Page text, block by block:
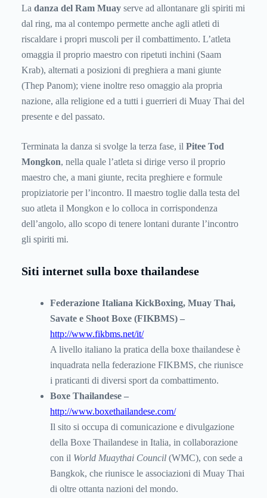
La danza del Ram Muay serve ad allontanare gli spiriti mi
dal ring, ma al contempo permette anche agli atleti di
riscaldare i propri muscoli per il combattimento. L’atleta
omaggia il proprio maestro con ripetuti inchini (Saam
Krab), alternati a posizioni di preghiera a mani giunte
(Thep Panom); viene inoltre reso omaggio ala propria
nazione, alla religione ed a tutti i guerrieri di Muay Thai del
presente e del passato.
Terminata la danza si svolge la terza fase, il Pitee Tod
Mongkon, nella quale l’atleta si dirige verso il proprio
maestro che, a mani giunte, recita preghiere e formule
propiziatorie per l’incontro. Il maestro toglie dalla testa del
suo atleta il Mongkon e lo colloca in corrispondenza
dell’angolo, allo scopo di tenere lontani durante l’incontro
gli spiriti mi.
Siti internet sulla boxe thailandese
Federazione Italiana KickBoxing, Muay Thai,
Savate e Shoot Boxe (FIKBMS) –
http://www.fikbms.net/it/
A livello italiano la pratica della boxe thailandese è
inquadrata nella federazione FIKBMS, che riunisce
i praticanti di diversi sport da combattimento.
Boxe Thailandese –
http://www.boxethailandese.com/
Il sito si occupa di comunicazione e divulgazione
della Boxe Thailandese in Italia, in collaborazione
con il World Muaythai Council (WMC), con sede a
Bangkok, che riunisce le associazioni di Muay Thai
di oltre ottanta nazioni del mondo.